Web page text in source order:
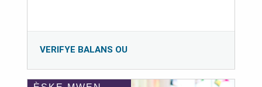
VERIFYE BALANS OU